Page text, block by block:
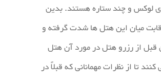
لوکس و چند ستاره هستند. بدین
میان این هتل ها شدت گرفته و
قبل از رزرو هتل در مورد آن هتل
تا از نظرات مهمانانی که قبلاً در